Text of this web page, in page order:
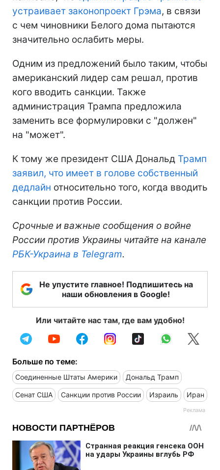
устраивает законопроект Грэма, в связи
с чем чиновники Белого дома пытаются
значительно ослабить меры.
Одним из предложений было таким, чтобы
американский лидер сам решал, против
кого вводить санкции. Также
администрация Трампа предложила
заменить все формулировки с "должен"
на "может".
К тому же президент США Дональд Трамп
заявил, что имеет в голове собственный
дедлайн относительно того, когда вводить
санкции против России.
Срочные и важные сообщения о войне
России против Украины читайте на канале
РБК-Украина в Telegram.
Не упустите главное! Подпишитесь на
наши обновления в Google!
Или читайте нас там, где вам удобно!
Больше по теме:
Соединенные Штаты Америки Дональд Трамп
Сенат США Санкции против России Израиль Иран